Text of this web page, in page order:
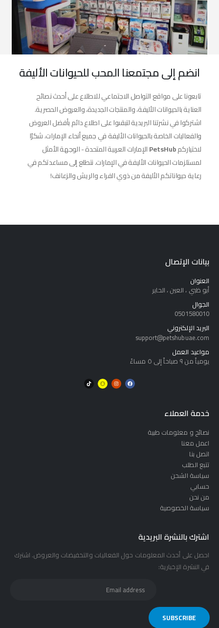
انضم إلى مجتمعنا المحب للحيوانات الأليفة
تابعونا على مواقع التواصل الاجتماعي للاطلاع على أحدث نصائح
العناية بالحيوانات الأليفة، والمنتجات الجديدة، والعروض الحصرية.
اشتركوا في نشرتنا البريدية لتبقىوا على اطلاع دائم بأفضل العروض
والفعاليات الخاصة بالحيوانات الأليفة في جميع أنحاء الإمارات. شكرًا
لاختياركمPetsHubالإمارات العربية المتحدة - الوجهة الأمثل
لمستلزمات الحيوانات الأليفة في الإمارات. نتطلع إلى مساعدتكم في
رعاية حيواناتكم الأليفة من ذوي الفراء والريش والزعانف!
بيانات الإتصال
العنوان
أبو ظبي ، العين ، الحاير
الجوال
0501580010
البريد الإلكتروني
support@petshubuae.com
مواعيد العمل
يومياً من ٩ صباحاً إلى ٥ مساءً
خدمة العملاء
نصائح و معلومات طبية
اعمل معنا
اتصل بنا
تتبع الطلب
سياسة الشحن
حسابي
من نحن
سياسة الخصوصية
اشترك بالنشرة البريدية
احصل على أحدث المعلومات حول الفعاليات والتخفيضات والعروض. اشترك
في النشرة الإخبارية: